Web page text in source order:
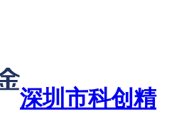
深圳市科创精